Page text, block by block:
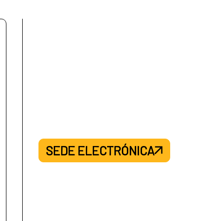
abril, por el que se establece el
para el Desarrollo, por la que
SEDE ELECTRÓNICA